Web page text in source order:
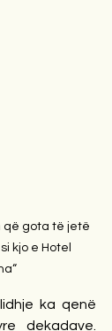
që gota të jetë
kjo e Hotel
ka qenë
dekadave.